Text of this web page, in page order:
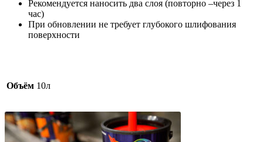
Рекомендуется наносить два слоя (повторно –через 1
час)
При обновлении не требует глубокого шлифования
поверхности
Объём 10л